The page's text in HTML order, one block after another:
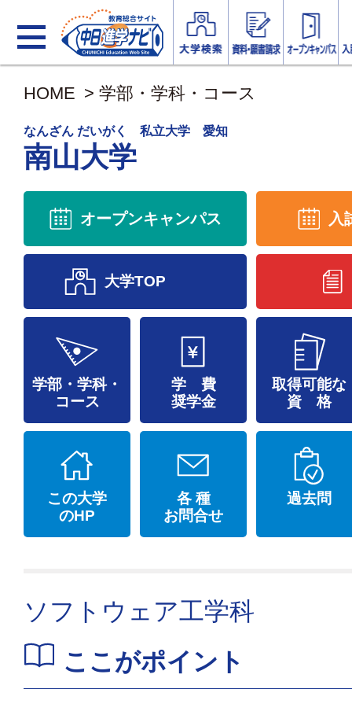
HOME > 学部・学科・コース
なんざん だいがく 私立大学 愛知
南山大学
オープンキャンパス 入
大学TOP
学部・学科・
コース
学 費
奨学金
取得可能な
資 格
この大学
のHP
各 種
お問合せ
過去問
ソフトウェア工学科
ここがポイント